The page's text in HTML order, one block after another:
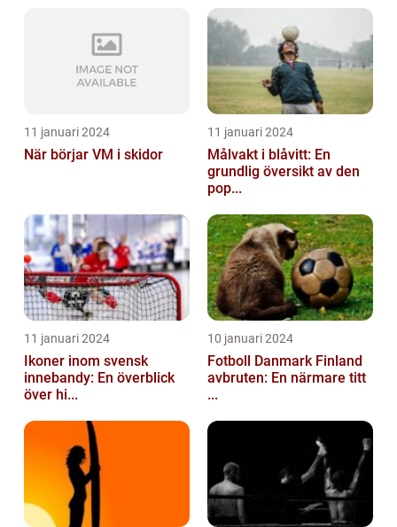
11 januari 2024
När börjar VM i skidor
11 januari 2024
Målvakt i blåvitt: En
grundlig översikt av den
pop...
11 januari 2024
Ikoner inom svensk
innebandy: En överblick
över hi...
10 januari 2024
Fotboll Danmark Finland
avbruten: En närmare titt
...